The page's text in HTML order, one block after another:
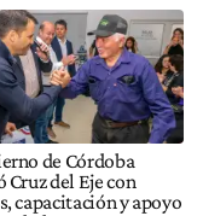
de Córdoba
Cruz del Eje con
capacitación y apoyo